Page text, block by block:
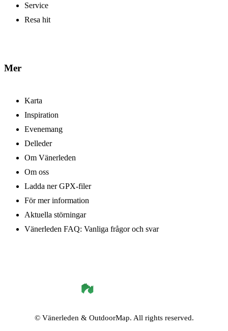
Service
Resa hit
Mer
Karta
Inspiration
Evenemang
Delleder
Om Vänerleden
Om oss
Ladda ner GPX-filer
För mer information
Aktuella störningar
Vänerleden FAQ: Vanliga frågor och svar
© Vänerleden& OutdoorMap. All rights reserved.